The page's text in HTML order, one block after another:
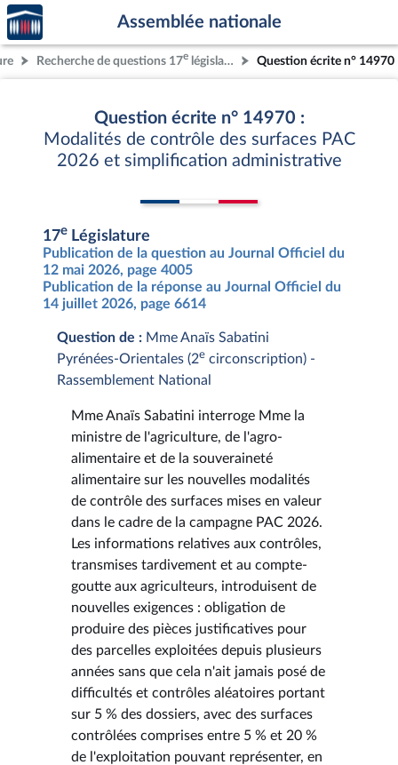
Aller au contenu
Aller en bas de la page
Accèder
à la
page
d'accueil
Assemblée nationale
Recherche de questions 17e législature Question écrite n° 14970
Question écrite n° 14970 :
Modalités de contrôle des surfaces PAC
2026 et simplification administrative
17e Législature
Publication de la question au Journal Officiel du
12 mai 2026, page 4005
Publication de la réponse au Journal Officiel du
14 juillet 2026, page 6614
Question de : Mme Anaïs Sabatini
Pyrénées-Orientales (2e circonscription) -
Rassemblement National
Mme Anaïs Sabatini interroge Mme la
ministre de l'agriculture, de l'agro-
alimentaire et de la souveraineté
alimentaire sur les nouvelles modalités
de contrôle des surfaces mises en valeur
dans le cadre de la campagne PAC 2026.
Les informations relatives aux contrôles,
transmises tardivement et au compte-
goutte aux agriculteurs, introduisent de
nouvelles exigences : obligation de
produire des pièces justificatives pour
des parcelles exploitées depuis plusieurs
années sans que cela n'ait jamais posé de
difficultés et contrôles aléatoires portant
sur 5 % des dossiers, avec des surfaces
contrôlées comprises entre 5 % et 20 %
de l'exploitation pouvant représenter, en